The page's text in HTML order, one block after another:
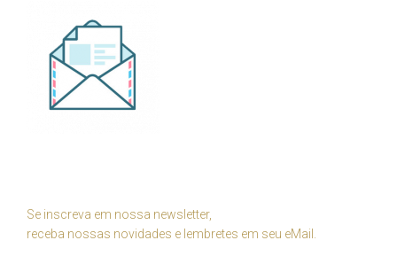
Se inscreva em nossa newsletter,
receba nossas novidades e lembretes em seu eMail.